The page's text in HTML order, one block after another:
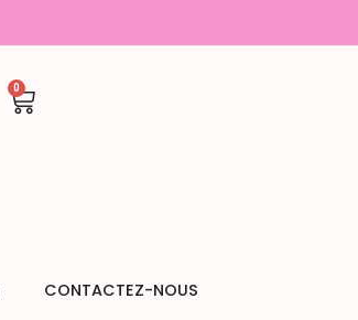
0
Cart
CONTACTEZ-NOUS